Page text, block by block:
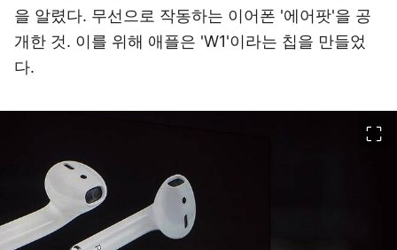
을 알렸다. 무선으로 작동하는 이어폰 '에어팟'을 공
개한 것. 이를 위해 애플은 'W1'이라는 칩을 만들었
다.